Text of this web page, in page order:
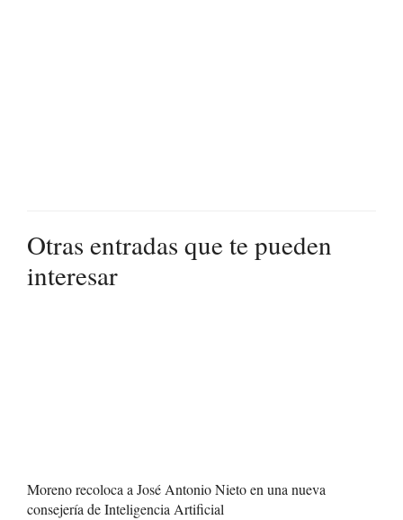
Otras entradas que te pueden
interesar
Moreno recoloca a José Antonio Nieto en una nueva
consejería de Inteligencia Artificial